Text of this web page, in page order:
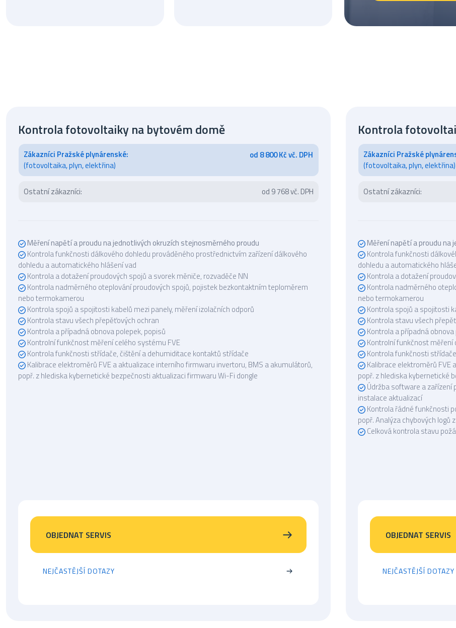
Kontrola fotovoltaiky na bytovém domě
Zákazníci Pražské plynárenské:
(fotovoltaika, plyn, elektřina)
od 8 800 Kč vč. DPH
Ostatní zákazníci: od 9 768 vč. DPH
Měření napětí a proudu na jednotlivých okruzích stejnosměrného proudu
Kontrola funkčnosti dálkového dohledu prováděného prostřednictvím zařízení dálkového
dohledu a automatického hlášení vad
Kontrola a dotažení proudových spojů a svorek měniče, rozvaděče NN
Kontrola nadměrného oteplování proudových spojů, pojistek bezkontaktním teploměrem
nebo termokamerou
Kontrola spojů a spojitosti kabelů mezi panely, měření izolačních odporů
Kontrola stavu všech přepěťových ochran
Kontrola a případná obnova polepek, popisů
Kontrolní funkčnost měření celého systému FVE
Kontrola funkčnosti střídače, čištění a dehumiditace kontaktů střídače
Kalibrace elektroměrů FVE a aktualizace interního firmwaru invertoru, BMS a akumulátorů,
popř. z hlediska kybernetické bezpečnosti aktualizaci firmwaru Wi-Fi dongle
OBJEDNAT SERVIS
NEJČASTĚJŠÍ DOTAZY
Kontrola
Zákazníci Pražské
(fotovoltaika, plyn, elektřina)
Ostatní zákazníci:
Měření napětí a proudu na
Kontrola funkčnosti
dohledu a automatického
Kontrola a dotažení
Kontrola nadměrného
nebo termokamerou
Kontrola spojů a spojitosti
Kontrola stavu všech
Kontrola a případná
Kontrolní funkčnost měření
Kontrola funkčnosti
Kalibrace elektroměrů
popř. z hlediska kybernetické
Údržba software a zařízení
instalace aktualizací
Kontrola řádné funkčnosti
popř. Analýza chybových logů
Celková kontrola stavu
OBJEDNAT SERVIS
NEJČASTĚJŠÍ DOTAZY